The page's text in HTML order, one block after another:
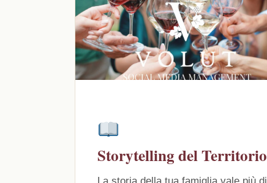
Storytelling del Territorio
La storia della tua famiglia vale più di